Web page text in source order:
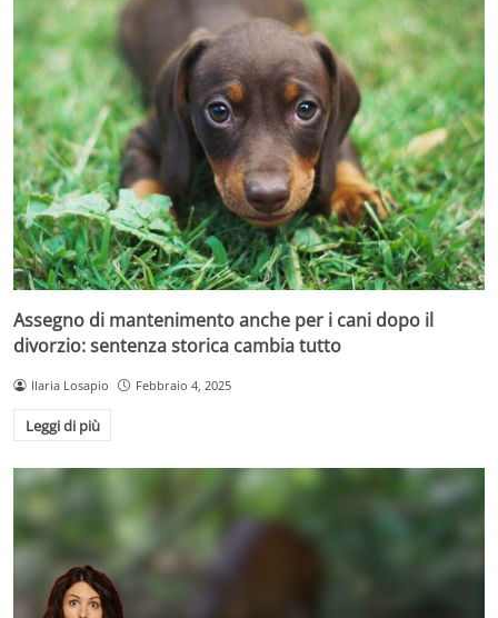
Assegno di mantenimento anche per i cani dopo il
divorzio: sentenza storica cambia tutto
Ilaria Losapio Febbraio 4, 2025
Leggi di più